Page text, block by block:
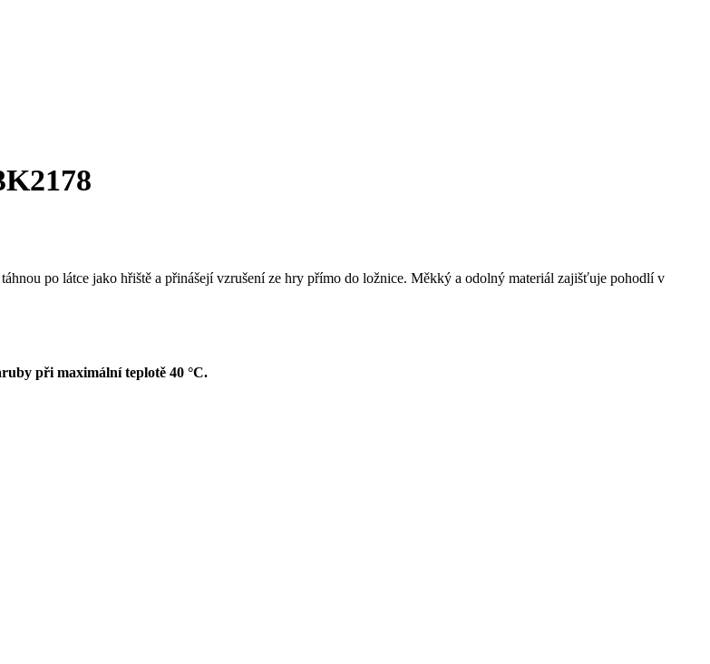
po látce jako hřiště a přinášejí vzrušení ze hry přímo do ložnice. Měkký a odolný materiál zajišťuje pohodlí v
při maximální teplotě 40 °C.